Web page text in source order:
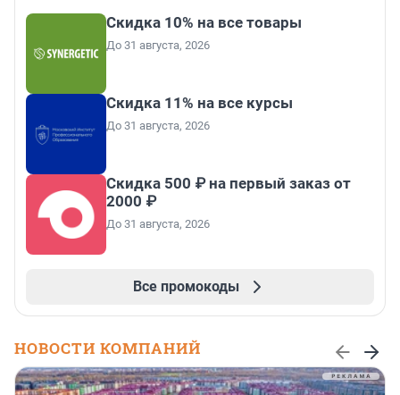
Скидка 10% на все товары
До 31 августа, 2026
Скидка 11% на все курсы
До 31 августа, 2026
Скидка 500 ₽ на первый заказ от
2000 ₽
До 31 августа, 2026
Все промокоды
НОВОСТИ КОМПАНИЙ